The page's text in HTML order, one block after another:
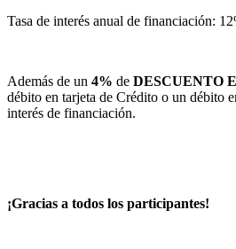
Tasa de interés anual de financiación:
Además de un 4% de DESCUENTO
débito en tarjeta de Crédito o un débito
interés de financiación.
¡Gracias a todos los participantes!